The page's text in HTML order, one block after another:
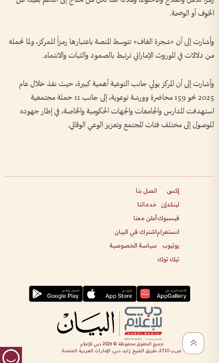
الخوف أو الوصمة.
وأشارت إلى أن «شجرة الغاف» تتوسط المنصة باعتبارها رمزاً للمركز، ولما تحمله
من دلالات في الموروث الإماراتي ترتبط بالصمود والثبات والانتماء.
وأشارت إلى أن المركز يولي جانب التوعية أهمية كبيرة، حيث نفذ خلال عام
2025 نحو 159 محاضرة وورشة توعوية، إلى جانب 11 حملة مجتمعية
استهدفت المدارس والجامعات والجهات الحكومية والخاصة، في إطار جهوده
للوصول إلى مختلف فئات المجتمع وتعزيز الوعي الوقائي.
إكس
لينكدإن
فيسبوك
انستغرام
يوتيوب
تيك توك
اتصل بنا
خدماتنا
أعلن معنا
اشترك في البيان
سياسة الخصوصية
جميع الحقوق محفوظة ©2026 دبي للإعلام
ص.ب 2710، طريق الشيخ زايد، دبي، الإمارات العربية المتحدة